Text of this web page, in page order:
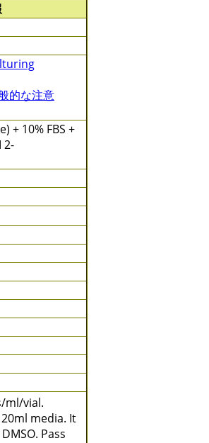
的な注意
+ 10% FBS +
2-
ml/vial.
media. It
Pass